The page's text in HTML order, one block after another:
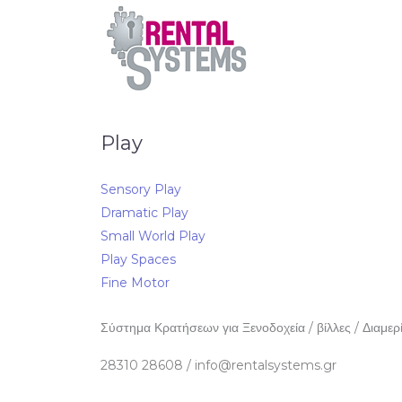
Play
Sensory Play
Dramatic Play
Small World Play
Play Spaces
Fine Motor
Σύστημα Κρατήσεων για Ξενοδοχεία / βίλλες /
28310 28608 / info@rentalsystems.gr